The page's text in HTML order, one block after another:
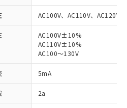
AC100V、AC110V、AC120V
AC100V±10%
AC110V±10%
AC100～130V
5mA
2a
RoHS指令（10物質）の
品が提供可能な商品で
指令（10物質）の非含
切り替える予定のある